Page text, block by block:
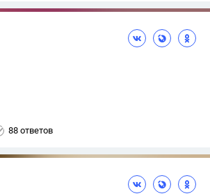
88 ответов